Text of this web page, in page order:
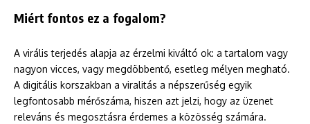
Miért fontos ez a fogalom?
A virális terjedés alapja az érzelmi kiváltó ok: a tartalom vagy
nagyon vicces, vagy megdöbbentő, esetleg mélyen megható.
A digitális korszakban a viralitás a népszerűség egyik
legfontosabb mérőszáma, hiszen azt jelzi, hogy az üzenet
releváns és megosztásra érdemes a közösség számára.